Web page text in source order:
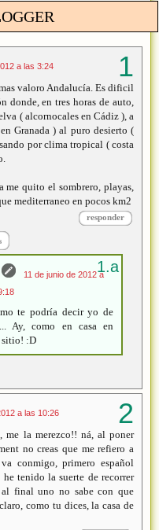
a las 3:24
valoro Andalucía. Es dificil
donde, en tres horas de auto,
( alcornocales en Cádiz ), a
Granada ) al puro desierto (
por clima tropical ( costa
me quito el sombrero, playas,
mediterraneo en pocos km2
responder
11 de junio de 2012 a
te podría decir yo de
Ay, como en casa en
:D
a las 10:26
me la merezco!! ná, al poner
no creas que me refiero a
conmigo, primero español
tenido la suerte de recorrer
final uno no sabe con que
como tu dices, la casa de